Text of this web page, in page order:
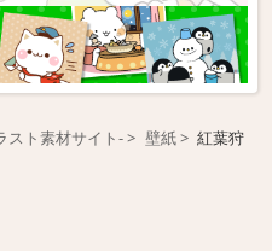
スト素材サイト- 壁紙
紅葉狩